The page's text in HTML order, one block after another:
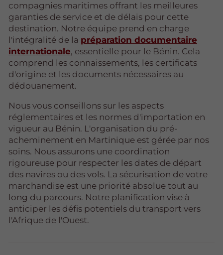
compagnies maritimes offrant les meilleures
garanties de service et de délais pour cette
destination. Notre équipe prend en charge
l'intégralité de la préparation documentaire
internationale, essentielle pour le Bénin. Cela
comprend les connaissements, les certificats
d'origine et les documents nécessaires au
dédouanement.
Nous vous conseillons sur les aspects
réglementaires et les normes d'importation en
vigueur au Bénin. L'organisation du pré-
acheminement en Martinique est gérée par nos
soins. Nous assurons une coordination
rigoureuse pour respecter les dates de départ
des navires ou des vols. La sécurisation de votre
marchandise est une priorité absolue tout au
long du parcours. Notre planification vise à
anticiper les défis potentiels du transport vers
l'Afrique de l'Ouest.